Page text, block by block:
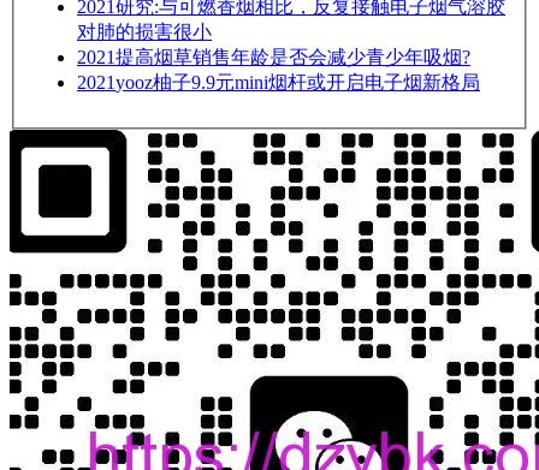
2021研究:与可燃香烟相比，反复接触电子烟气溶胶
对肺的损害很小
2021提高烟草销售年龄是否会减少青少年吸烟?
2021yooz柚子9.9元mini烟杆或开启电子烟新格局